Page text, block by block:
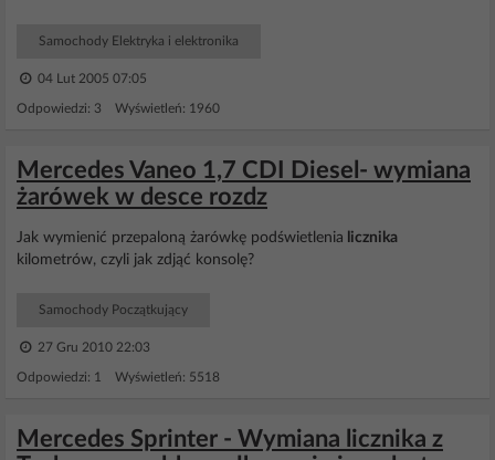
Samochody Elektryka i elektronika
04 Lut 2005 07:05
Odpowiedzi: 3 Wyświetleń: 1960
Mercedes Vaneo 1,7 CDI Diesel- wymiana
żarówek w desce rozdz
Jak wymienić przepaloną żarówkę podświetlenia licznika
kilometrów, czyli jak zdjąć konsolę?
Samochody Początkujący
27 Gru 2010 22:03
Odpowiedzi: 1 Wyświetleń: 5518
Mercedes Sprinter - Wymiana licznika z